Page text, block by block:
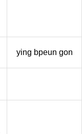
ying bpeun gon